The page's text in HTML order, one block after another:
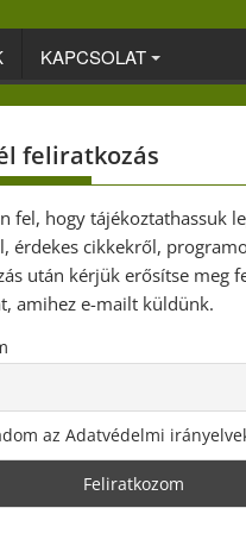
KAPCSOLAT
feliratkozás
fel, hogy tájékoztathassuk
érdekes cikkekről,
után kérjük erősítse meg
amihez e-mailt küldünk.
az Adatvédelmi